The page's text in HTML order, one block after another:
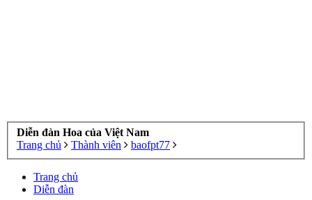
Diễn đàn Hoa của Việt Nam
Trang chủ
Thành viên baofpt77
Trang chủ
Diễn đàn